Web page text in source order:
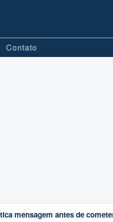
Contato
mensagem antes de